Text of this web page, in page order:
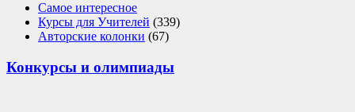
Самое интересное
Курсы для Учителей (339)
Авторские колонки (67)
Конкурсы и олимпиады